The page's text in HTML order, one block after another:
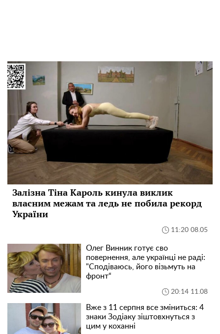
Залізна Тіна Кароль кинула виклик
власним межам та ледь не побила рекорд
України
11:20 08.05
Олег Винник готує сво
повернення, але українці не раді:
"Сподіваюсь, його візьмуть на
фронт“
20:14 11.08
Вже з 11 серпня все зміниться: 4
знаки Зодіаку зіштовхнуться з
цим у коханні